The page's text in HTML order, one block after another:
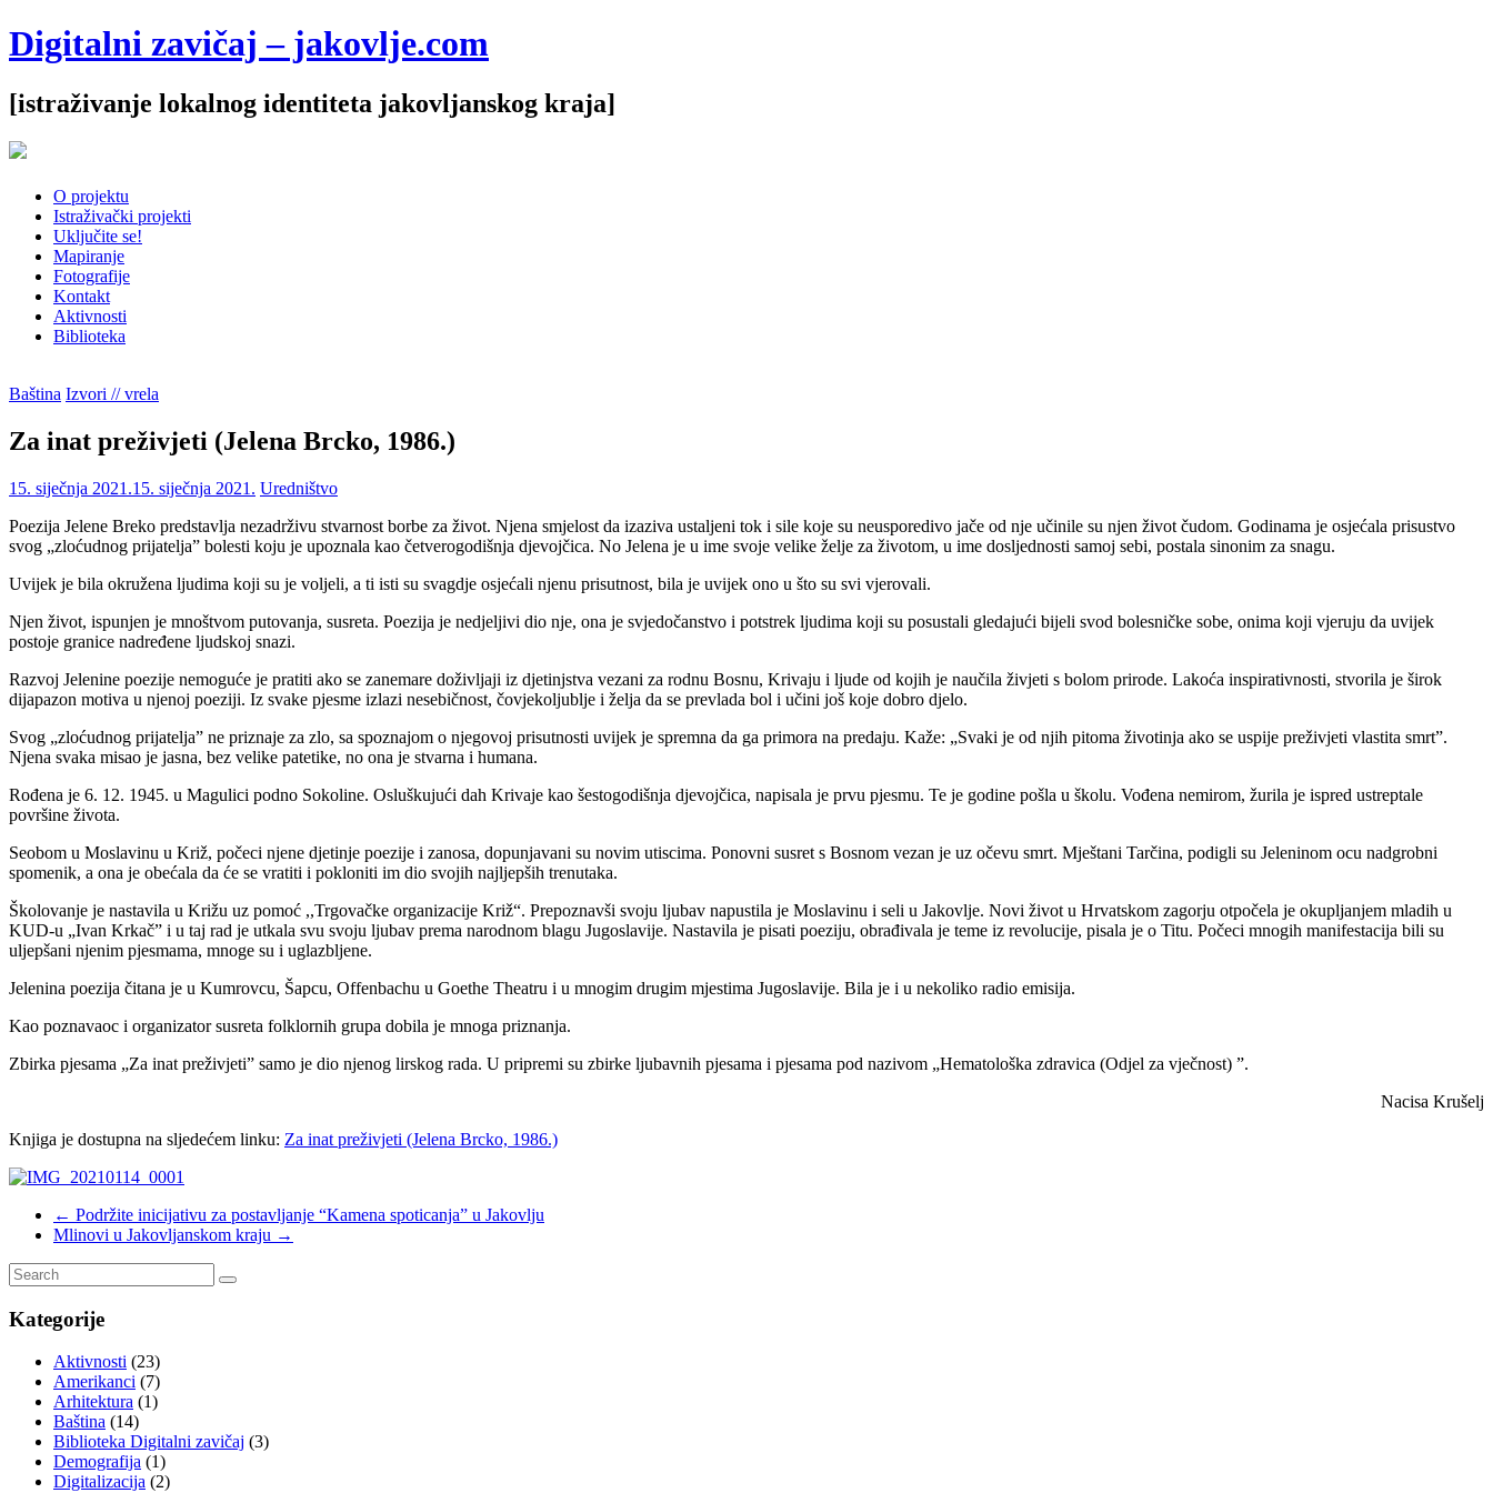
Digitalni zavičaj – jakovlje.com
[istraživanje lokalnog identiteta jakovljanskog kraja]
O projektu
Istraživački projekti
Uključite se!
Mapiranje
Fotografije
Kontakt
Aktivnosti
Biblioteka
Baština Izvori // vrela
Za inat preživjeti (Jelena Brcko, 1986.)
15. siječnja 2021.15. siječnja 2021. Uredništvo
Poezija Jelene Breko predstavlja nezadrživu stvarnost borbe za život. Njena smjelost da izaziva ustaljeni tok i sile koje su neusporedivo jače od nje učinile su njen život čudom. Godinama je osjećala prisustvo
svog „zloćudnog prijatelja” bolesti koju je upoznala kao četverogodišnja djevojčica. No Jelena je u ime svoje velike želje za životom, u ime dosljednosti samoj sebi, postala sinonim za snagu.
Uvijek je bila okružena ljudima koji su je voljeli, a ti isti su svagdje osjećali njenu prisutnost, bila je uvijek ono u što su svi vjerovali.
Njen život, ispunjen je mnoštvom putovanja, susreta. Poezija je nedjeljivi dio nje, ona je svjedočanstvo i potstrek ljudima koji su posustali gledajući bijeli svod bolesničke sobe, onima koji vjeruju da uvijek
postoje granice nadređene ljudskoj snazi.
Razvoj Jelenine poezije nemoguće je pratiti ako se zanemare doživljaji iz djetinjstva vezani za rodnu Bosnu, Krivaju i ljude od kojih je naučila živjeti s bolom prirode. Lakoća inspirativnosti, stvorila je širok
dijapazon motiva u njenoj poeziji. Iz svake pjesme izlazi nesebičnost, čovjekoljublje i želja da se prevlada bol i učini još koje dobro djelo.
Svog „zloćudnog prijatelja” ne priznaje za zlo, sa spoznajom o njegovoj prisutnosti uvijek je spremna da ga primora na predaju. Kaže: „Svaki je od njih pitoma životinja ako se uspije preživjeti vlastita smrt”.
Njena svaka misao je jasna, bez velike patetike, no ona je stvarna i humana.
Rođena je 6. 12. 1945. u Magulici podno Sokoline. Osluškujući dah Krivaje kao šestogodišnja djevojčica, napisala je prvu pjesmu. Te je godine pošla u školu. Vođena nemirom, žurila je ispred ustreptale
površine života.
Seobom u Moslavinu u Križ, počeci njene djetinje poezije i zanosa, dopunjavani su novim utiscima. Ponovni susret s Bosnom vezan je uz očevu smrt. Mještani Tarčina, podigli su Jeleninom ocu nadgrobni
spomenik, a ona je obećala da će se vratiti i pokloniti im dio svojih najljepših trenutaka.
Školovanje je nastavila u Križu uz pomoć ,,Trgovačke organizacije Križ“. Prepoznavši svoju ljubav napustila je Moslavinu i seli u Jakovlje. Novi život u Hrvatskom zagorju otpočela je okupljanjem mladih u
KUD-u „Ivan Krkač” i u taj rad je utkala svu svoju ljubav prema narodnom blagu Jugoslavije. Nastavila je pisati poeziju, obrađivala je teme iz revolucije, pisala je o Titu. Počeci mnogih manifestacija bili su
uljepšani njenim pjesmama, mnoge su i uglazbljene.
Jelenina poezija čitana je u Kumrovcu, Šapcu, Offenbachu u Goethe Theatru i u mnogim drugim mjestima Jugoslavije. Bila je i u nekoliko radio emisija.
Kao poznavaoc i organizator susreta folklornih grupa dobila je mnoga priznanja.
Zbirka pjesama „Za inat preživjeti” samo je dio njenog lirskog rada. U pripremi su zbirke ljubavnih pjesama i pjesama pod nazivom „Hematološka zdravica (Odjel za vječnost) ”.
Nacisa Krušelj
Knjiga je dostupna na sljedećem linku: Za inat preživjeti (Jelena Brcko, 1986.)
← Podržite inicijativu za postavljanje “Kamena spoticanja” u Jakovlju
Mlinovi u Jakovljanskom kraju →
Kategorije
Aktivnosti (23)
Amerikanci (7)
Arhitektura (1)
Baština (14)
Biblioteka Digitalni zavičaj (3)
Demografija (1)
Digitalizacija (2)